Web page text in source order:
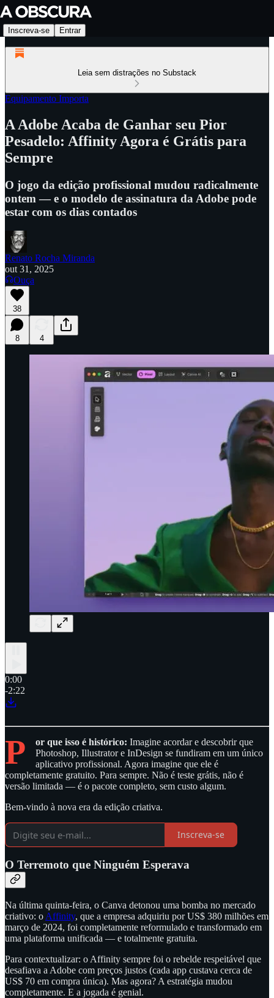
Inscreva-se Entrar
Leia sem distrações no Substack
Equipamento Importa
A Adobe Acaba de Ganhar seu Pior
Pesadelo: Affinity Agora é Grátis para
Sempre
O jogo da edição profissional mudou radicalmente
ontem — e o modelo de assinatura da Adobe pode
estar com os dias contados
Renato Rocha Miranda
out 31, 2025
Ouça
38
8 4
0:00
-2:22
P or que isso é histórico: Imagine acordar e descobrir que
Photoshop, Illustrator e InDesign se fundiram em um único
aplicativo profissional. Agora imagine que ele é
completamente gratuito. Para sempre. Não é teste grátis, não é
versão limitada — é o pacote completo, sem custo algum.
Bem-vindo à nova era da edição criativa.
Inscreva-se
O Terremoto que Ninguém Esperava
Na última quinta-feira, o Canva detonou uma bomba no mercado
criativo: o Affinity, que a empresa adquiriu por US$ 380 milhões em
março de 2024, foi completamente reformulado e transformado em
uma plataforma unificada — e totalmente gratuita.
Para contextualizar: o Affinity sempre foi o rebelde respeitável que
desafiava a Adobe com preços justos (cada app custava cerca de
US$ 70 em compra única). Mas agora? A estratégia mudou
completamente. E a jogada é genial.